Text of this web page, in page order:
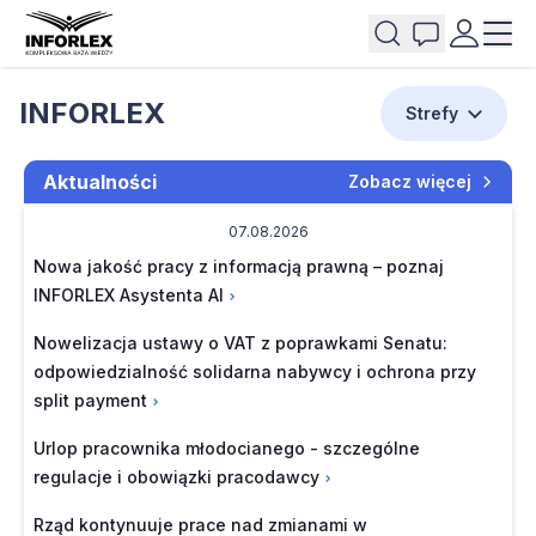
INFORLEX Strefy
Aktualności Zobacz więcej
07.08.2026
Nowa jakość pracy z informacją prawną – poznaj
INFORLEX Asystenta AI
Nowelizacja ustawy o VAT z poprawkami Senatu:
odpowiedzialność solidarna nabywcy i ochrona przy
split payment
Urlop pracownika młodocianego - szczególne
regulacje i obowiązki pracodawcy
Rząd kontynuuje prace nad zmianami w